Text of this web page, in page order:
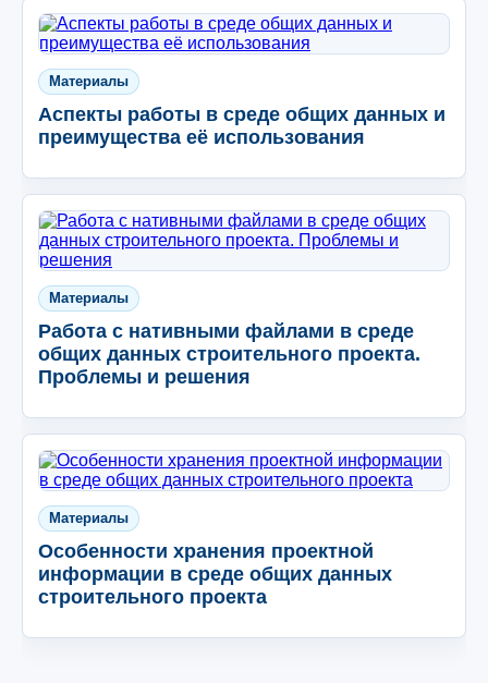
Материалы
Аспекты работы в среде общих данных и
преимущества её использования
Материалы
Работа с нативными файлами в среде
общих данных строительного проекта.
Проблемы и решения
Материалы
Особенности хранения проектной
информации в среде общих данных
строительного проекта